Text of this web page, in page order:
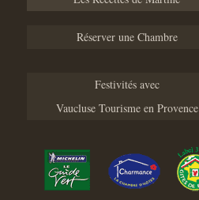
Réserver une Chambre
Festivités avec
Vaucluse Tourisme en Provence